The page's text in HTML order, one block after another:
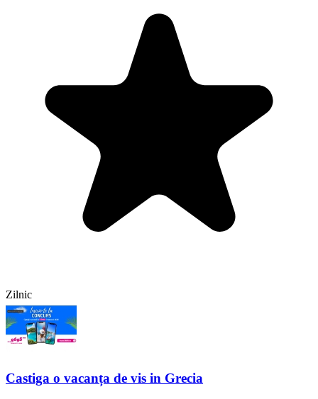
Zilnic
Castiga o vacanța de vis in Grecia